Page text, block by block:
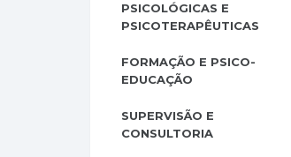
PSICOLÓGICAS E
PSICOTERAPÊUTICAS
FORMAÇÃO E PSICO-
EDUCAÇÃO
SUPERVISÃO E
CONSULTORIA